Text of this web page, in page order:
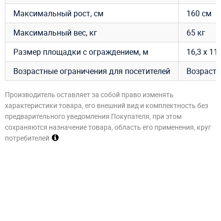
Максимальный рост, см
160 см
Максимальный вес, кг
65 кг
Размер площадки с ограждением, м
16,3 х
Возрастные ограничения для посетителей
Возраст
Производитель оставляет за собой право изменять
характеристики товара, его внешний вид и комплектность без
предварительного уведомления Покупателя, при этом
сохраняются назначение товара, область его применения, круг
потребителей